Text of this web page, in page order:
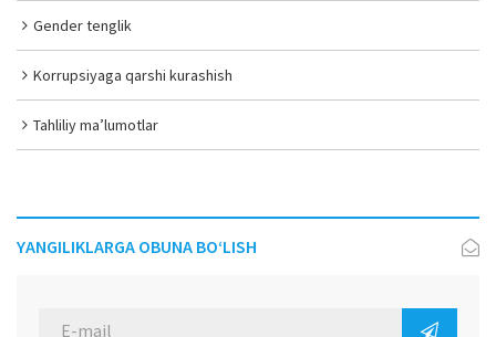
Gender tenglik
Korrupsiyaga qarshi kurashish
Tahliliy ma’lumotlar
YANGILIKLARGA OBUNA BO‘LISH